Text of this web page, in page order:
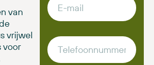
van
vrijwel
voor